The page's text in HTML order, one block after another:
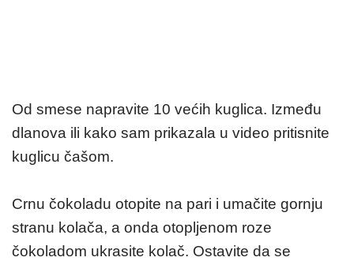
Od smese napravite 10 većih kuglica. Između
dlanova ili kako sam prikazala u video pritisnite
kuglicu čašom.
Crnu čokoladu otopite na pari i umačite gornju
stranu kolača, a onda otopljenom roze
čokoladom ukrasite kolač. Ostavite da se